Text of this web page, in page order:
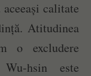
calitate
Atitudinea
o excludere
hsin este